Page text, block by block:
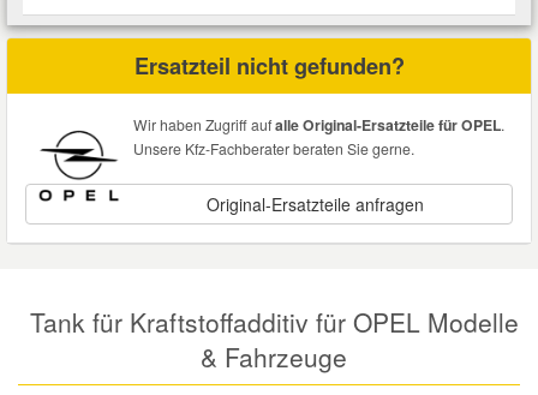
Ersatzteil nicht gefunden?
Wir haben Zugriff aufalle Original-Ersatzteile für OPEL.
Unsere Kfz-Fachberater beraten Sie gerne.
Original-Ersatzteile anfragen
Tank für Kraftstoffadditiv für OPEL Modelle
& Fahrzeuge
Innenausstattung
Karosserieteile
Räder und Reifen
Riementrieb
Zündanlage und Glühanlage
Leitungsverbinder
Motortechnik Werkzeuge
Prüf- und Messwerkzeuge
Reparatur-Zubehör
Nachrüstwischer
Pannenhilfe
Reifen Zubehör
Schlüsselgehäuse
Winter-Autozubehör
Chevrolet Ersatzteile
Cupra Ersatzteile
Daewoo Ersatzteile
Daihatsu Ersatzteile
Dodge Ersatzteile